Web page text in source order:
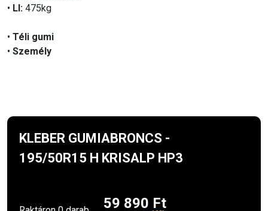
• LI: 475kg
• Téli gumi
• Személy
KLEBER GUMIABRONCS -
195/50R15 H KRISALP HP3
59 890 Ft